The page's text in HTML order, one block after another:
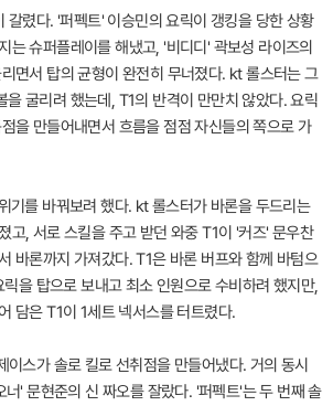
갈렸다. '퍼펙트' 이승민의 요릭이 갱킹을 당한 상황
는 슈퍼플레이를 해냈고, '비디디' 곽보성 라이즈의
면서 탑의 균형이 완전히 무너졌다. kt 롤스터는 그
을 굴리려 했는데, T1의 반격이 만만치 않았다. 요릭
을 만들어내면서 흐름을 점점 자신들의 쪽으로 가
기를 바꿔보려 했다. kt 롤스터가 바론을 두드리는
고, 서로 스킬을 주고 받던 와중 T1이 '커즈' 문우찬
바론까지 가져갔다. T1은 바론 버프와 함께 바텀으
을 탑으로 보내고 최소 인원으로 수비하려 했지만,
담은 T1이 1세트 넥서스를 터트렸다.
이스가 솔로 킬로 선취점을 만들어냈다. 거의 동시
' 문현준의 신 짜오를 잘랐다. '퍼펙트'는 두 번째 솔